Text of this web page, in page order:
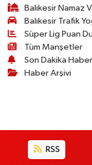
Balıkesir Namaz
Balıkesir Trafik
Süper Lig Puan
Tüm Manşetler
Son Dakika
Haber Arşivi
RSS